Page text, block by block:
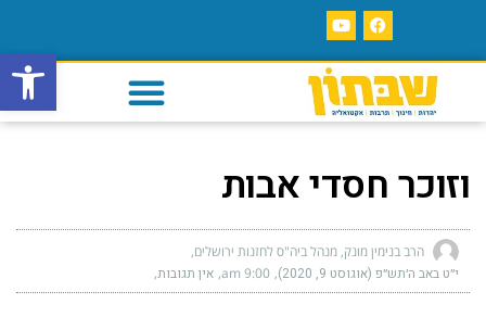
פתח
וזוכר חסדי אבות
הרב בנימין מונק, מנהל ביה"ס לחזנות ירושלים
י״ט באב ה׳תש״פ (אוגוסט 9, 2020) 9:00 am אין תגובות